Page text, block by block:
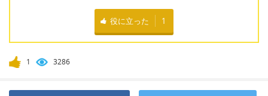
役に立った 1
1 3286